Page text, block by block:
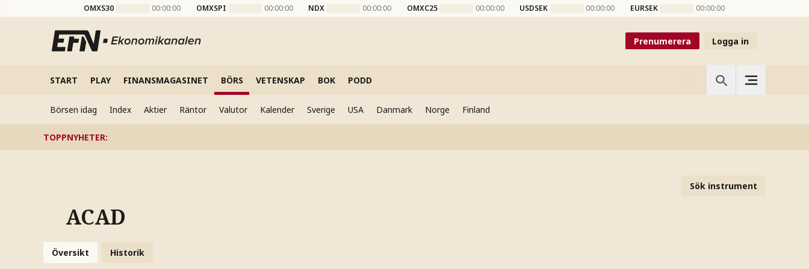
OMXS30 00:00:00 OMXSPI 00:00:00 NDX 00:00:00 OMXC25 00:00:00 USDSEK 00:00:00 EURSEK 00:00:00
Prenumerera Logga in
START PLAY FINANSMAGASINET BÖRS VETENSKAP BOK PODD
Börsen idag Index Aktier Räntor Valutor Kalender Sverige USA Danmark Norge Finland
TOPPNYHETER:
Sök instrument
ACAD
Översikt Historik